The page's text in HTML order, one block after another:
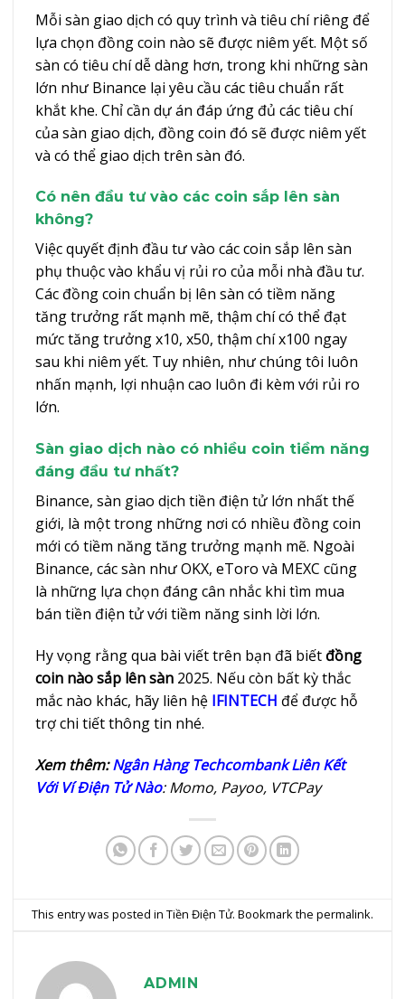
Mỗi sàn giao dịch có quy trình và tiêu chí riêng để
lựa chọn đồng coin nào sẽ được niêm yết. Một số
sàn có tiêu chí dễ dàng hơn, trong khi những sàn
lớn như Binance lại yêu cầu các tiêu chuẩn rất
khắt khe. Chỉ cần dự án đáp ứng đủ các tiêu chí
của sàn giao dịch, đồng coin đó sẽ được niêm yết
và có thể giao dịch trên sàn đó.
Có nên đầu tư vào các coin sắp lên sàn
không?
Việc quyết định đầu tư vào các coin sắp lên sàn
phụ thuộc vào khẩu vị rủi ro của mỗi nhà đầu tư.
Các đồng coin chuẩn bị lên sàn có tiềm năng
tăng trưởng rất mạnh mẽ, thậm chí có thể đạt
mức tăng trưởng x10, x50, thậm chí x100 ngay
sau khi niêm yết. Tuy nhiên, như chúng tôi luôn
nhấn mạnh, lợi nhuận cao luôn đi kèm với rủi ro
lớn.
Sàn giao dịch nào có nhiều coin tiềm năng
đáng đầu tư nhất?
Binance, sàn giao dịch tiền điện tử lớn nhất thế
giới, là một trong những nơi có nhiều đồng coin
mới có tiềm năng tăng trưởng mạnh mẽ. Ngoài
Binance, các sàn như OKX, eToro và MEXC cũng
là những lựa chọn đáng cân nhắc khi tìm mua
bán tiền điện tử với tiềm năng sinh lời lớn.
Hy vọng rằng qua bài viết trên bạn đã biếtđồng
coin nào sắp lên sàn 2025. Nếu còn bất kỳ thắc
mắc nào khác, hãy liên hệ IFINTECH để được hỗ
trợ chi tiết thông tin nhé.
Xem thêm:Ngân Hàng Techcombank Liên Kết
Với Ví Điện Tử Nào: Momo, Payoo, VTCPay
This entry was posted in Tiền Điện Tử. Bookmark the permalink.
ADMIN